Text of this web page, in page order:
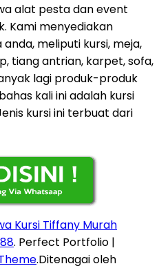
alat pesta dan event
Kami menyediakan
meliputi kursi, meja,
tiang antrian, karpet, sofa,
lagi produk-produk
kali ini adalah kursi
kursi ini terbuat dari
Kursi Tiffany Murah
. Perfect Portfolio |
.Ditenagai oleh